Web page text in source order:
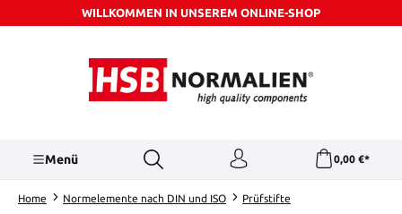
Zum Hauptinhalt springenWILLKOMMEN IN UNSEREM ONLINE-SHOP
Menü 0,00 €*
Home Normelemente nach DIN und ISO Prüfstifte